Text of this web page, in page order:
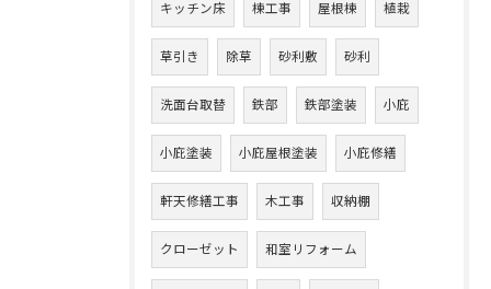
キッチン床 棟工事 屋根棟 植栽
草引き 除草 砂利敷 砂利
洗面台取替 鉄部 鉄部塗装 小庇
小庇塗装 小庇屋根塗装 小庇修繕
軒天修繕工事 木工事 収納棚
クローゼット 和室リフォーム